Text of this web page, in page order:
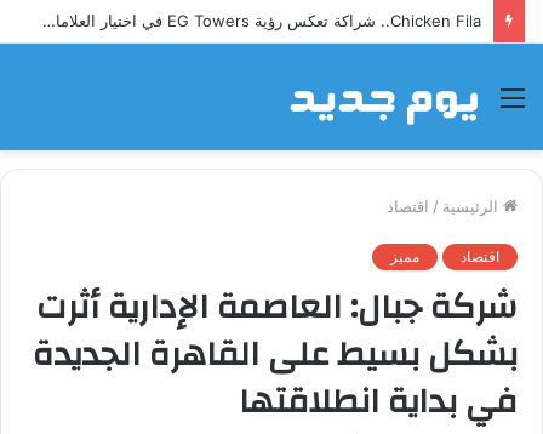
Chicken Fila.. شراكة تعكس رؤية EG Towers في اختيار العلامات التجارية الرائدة
القائمة
الرئيسية / اقتصاد
اقتصاد مميز
شركة جبال: العاصمة الإدارية أثرت
بشكل بسيط على القاهرة الجديدة
في بداية انطلاقتها